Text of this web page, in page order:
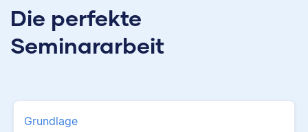
Die perfekte
Seminararbeit
Grundlage